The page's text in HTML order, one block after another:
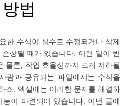
방법
한 수식이 실수로 수정되거나 삭제
상될 때가 있습니다. 이런 일이 반
물론, 작업 효율성까지 크게 저하될
람과 공유되는 파일에서는 수식을
죠. 엑셀에는 이러한 문제를 해결하
이 마련되어 있습니다. 이번 글에